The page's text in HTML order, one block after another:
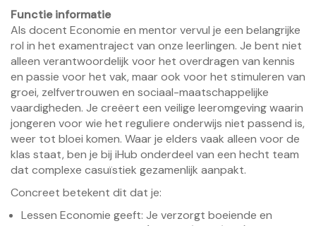
Functie informatie
Als docent Economie en mentor vervul je een belangrijke
rol in het examentraject van onze leerlingen. Je bent niet
alleen verantwoordelijk voor het overdragen van kennis
en passie voor het vak, maar ook voor het stimuleren van
groei, zelfvertrouwen en sociaal-maatschappelijke
vaardigheden. Je creëert een veilige leeromgeving waarin
jongeren voor wie het reguliere onderwijs niet passend is,
weer tot bloei komen. Waar je elders vaak alleen voor de
klas staat, ben je bij iHub onderdeel van een hecht team
dat complexe casuïstiek gezamenlijk aanpakt.
Concreet betekent dit dat je:
Lessen Economie geeft: Je verzorgt boeiende en